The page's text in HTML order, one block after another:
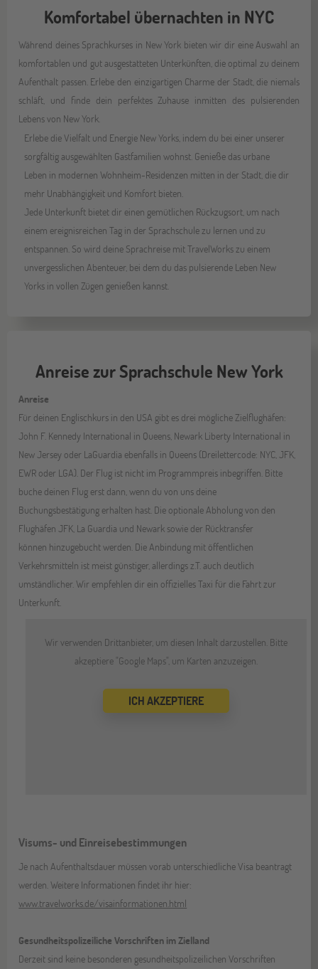
Komfortabel übernachten in NYC
Während deines Sprachkurses in New York bieten wir dir eine Auswahl an
komfortablen und gut ausgestatteten Unterkünften, die optimal zu deinem
Aufenthalt passen. Erlebe den einzigartigen Charme der Stadt, die niemals
schläft, und finde dein perfektes Zuhause inmitten des pulsierenden
Lebens von New York.
Erlebe die Vielfalt und Energie New Yorks, indem du bei einer unserer
sorgfältig ausgewählten Gastfamilien wohnst. Genieße das urbane
Leben in modernen Wohnheim-Residenzen mitten in der Stadt, die dir
mehr Unabhängigkeit und Komfort bieten.
Jede Unterkunft bietet dir einen gemütlichen Rückzugsort, um nach
einem ereignisreichen Tag in der Sprachschule zu lernen und zu
entspannen. So wird deine Sprachreise mit TravelWorks zu einem
unvergesslichen Abenteuer, bei dem du das pulsierende Leben New
Yorks in vollen Zügen genießen kannst.
Anreise zur Sprachschule New York
Anreise
Für deinen Englischkurs in den USA gibt es drei mögliche Zielflughäfen:
John F. Kennedy International in Queens, Newark Liberty International in
New Jersey oder LaGuardia ebenfalls in Queens (Dreilettercode: NYC, JFK,
EWR oder LGA). Der Flug ist nicht im Programmpreis inbegriffen. Bitte
buche deinen Flug erst dann, wenn du von uns deine
Buchungsbestätigung erhalten hast. Die optionale Abholung von den
Flughäfen JFK, La Guardia und Newark sowie der Rücktransfer
können hinzugebucht werden. Die Anbindung mit öffentlichen
Verkehrsmitteln ist meist günstiger, allerdings z.T. auch deutlich
umständlicher. Wir empfehlen dir ein offizielles Taxi für die Fahrt zur
Unterkunft.
Wir verwenden Drittanbieter, um diesen Inhalt darzustellen. Bitte
akzeptiere "Google Maps", um Karten anzuzeigen.
ICH AKZEPTIERE
Visums- und Einreisebestimmungen
Je nach Aufenthaltsdauer müssen vorab unterschiedliche Visa beantragt
werden. Weitere Informationen findet ihr hier:
www.travelworks.de/visainformationen.html
Gesundheitspolizeiliche Vorschriften im Zielland
Derzeit sind keine besonderen gesundheitspolizeilichen Vorschriften